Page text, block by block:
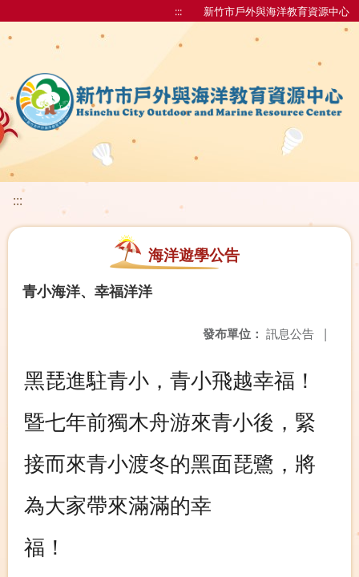
::: 新竹市戶外與海洋教育資源中心
:::
海洋遊學公告
青小海洋、幸福洋洋
發布單位： 訊息公告 |
黑琵進駐青小，青小飛越幸福！
暨七年前獨木舟游來青小後，緊
接而來青小渡冬的黑面琵鷺，將
為大家帶來滿滿的幸
福！